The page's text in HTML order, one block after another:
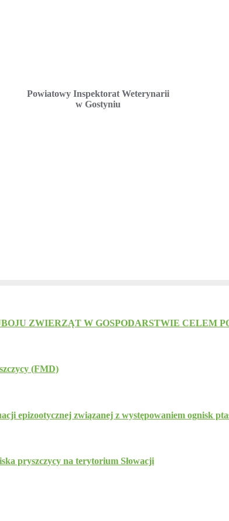
Powiatowy Inspektorat Weterynarii
w Gostyniu
ZWIERZĄT W GOSPODARSTWIE CELEM
(FMD)
epizootycznej związanej z występowaniem ognisk
pryszczycy na terytorium Słowacji